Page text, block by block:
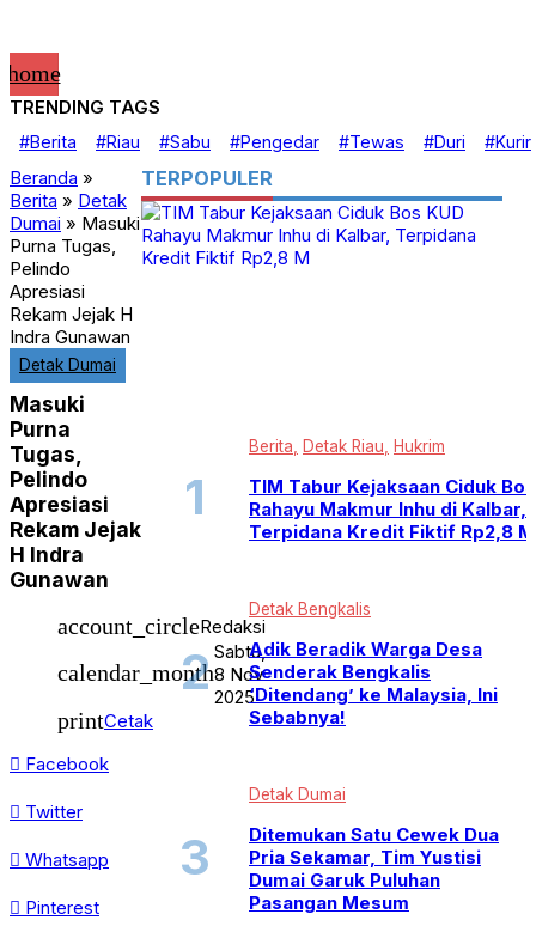
home
Banner
Berita
Detak Babel
Detak Bengkalis
Detak Dumai
Detak Duri
Detak Inhil
Detak Lampung
Detak Meranti
Detak Nasional
Detak Nusantara
Detak Pekanbaru
Detak Riau
Detak Siak
Detak Sumatera
Detak Sumbar
Detak Sumut
Ekonomi Bisnis
Galeri Foto
Hukrim
International
Latest
Olahraga
Otomotif dan Tekno
Pariwisata
Pendidikan
Peristiwa
Popular News
Selebriti
Trending
Trending News
TRENDING TAGS
#Berita #Riau #Sabu #Pengedar #Tewas #Duri #Kurir
Beranda »
Berita » Detak
Dumai » Masuki
Purna Tugas,
Pelindo
Apresiasi
Rekam Jejak H
Indra Gunawan
Detak Dumai
Masuki
Purna
Tugas,
Pelindo
Apresiasi
Rekam Jejak
H Indra
Gunawan
account_circleRedaksi
calendar_month
Sabtu,
8 Nov
2025
printCetak
Facebook
Twitter
Whatsapp
Pinterest
TERPOPULER
Berita Detak Riau Hukrim
TIM Tabur Kejaksaan Ciduk
Rahayu Makmur Inhu di Kalbar,
Terpidana Kredit Fiktif Rp2,8 M
Detak Bengkalis
Adik Beradik Warga Desa
Senderak Bengkalis
‘Ditendang’ ke Malaysia, Ini
Sebabnya!
Detak Dumai
Ditemukan Satu Cewek Dua
Pria Sekamar, Tim Yustisi
Dumai Garuk Puluhan
Pasangan Mesum